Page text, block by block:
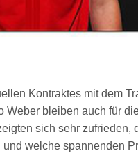
Kontraktes mit dem
Weber bleiben auch für
sich sehr zufrieden,
welche spannenden